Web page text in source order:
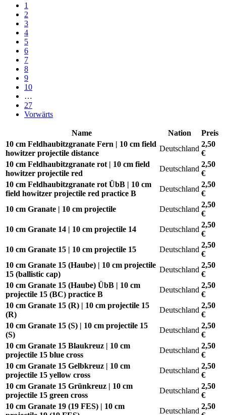
1
2
3
4
5
6
7
8
9
10
…
27
Vorwärts
Name Nation
Preis
10 cm Feldhaubitzgranate Fern | 10 cm field
howitzer projectile distance
Deutschland
2,50
€
10 cm Feldhaubitzgranate rot | 10 cm field
howitzer projectile red
Deutschland
2,50
€
10 cm Feldhaubitzgranate rot ÜbB | 10 cm
field howitzer projectile red practice B
Deutschland
2,50
€
10 cm Granate | 10 cm projectile
Deutschland
2,50
€
10 cm Granate 14 | 10 cm projectile 14
Deutschland
2,50
€
10 cm Granate 15 | 10 cm projectile 15
Deutschland
2,50
€
10 cm Granate 15 (Haube) | 10 cm projectile
15 (ballistic cap)
Deutschland
2,50
€
10 cm Granate 15 (Haube) ÜbB | 10 cm
projectile 15 (BC) practice B
Deutschland
2,50
€
10 cm Granate 15 (R) | 10 cm projectile 15
(R)
Deutschland
2,50
€
10 cm Granate 15 (S) | 10 cm projectile 15
(S)
Deutschland
2,50
€
10 cm Granate 15 Blaukreuz | 10 cm
projectile 15 blue cross
Deutschland
2,50
€
10 cm Granate 15 Gelbkreuz | 10 cm
projectile 15 yellow cross
Deutschland
2,50
€
10 cm Granate 15 Grünkreuz | 10 cm
projectile 15 green cross
Deutschland
2,50
€
10 cm Granate 19 (19 FES) | 10 cm
Deutschland
2,50